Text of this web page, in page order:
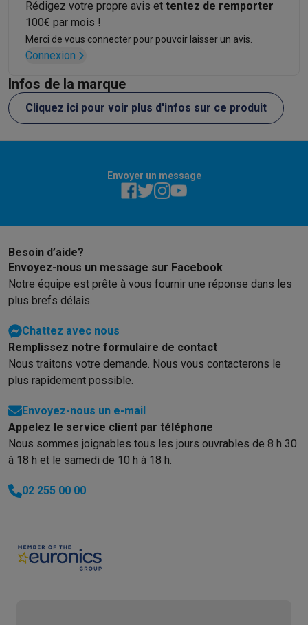
Info & actions
Toutes les soldes
Actions
Deals du moment Promotions
Installation à domicileInstallation gros électro
Modes de paiement
Acheter à créditAlma
Service client
Réparation de votre appareil
Vérifiez votre
Choisissez votre télévision idéale
Choisir une montre connectée
Rédigez votre propre avis et tentez de remporter
100€ par mois !
Merci de vous connecter pour pouvoir laisser un avis.
Connexion
Infos de la marque
Cliquez ici pour voir plus d'infos sur ce produit
Envoyer un message
Besoin d’aide?
Envoyez-nous un message sur Facebook
Notre équipe est prête à vous fournir une réponse dans les
plus brefs délais.
Chattez avec nous
Remplissez notre formulaire de contact
Nous traitons votre demande. Nous vous contacterons le
plus rapidement possible.
Envoyez-nous un e-mail
Appelez le service client par téléphone
Nous sommes joignables tous les jours ouvrables de 8 h 30
à 18 h et le samedi de 10 h à 18 h.
02 255 00 00